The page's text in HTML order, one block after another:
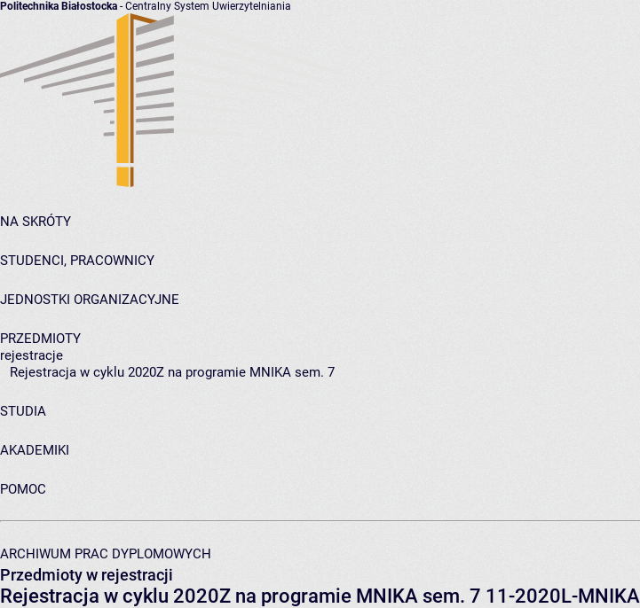
Politechnika Białostocka - Centralny System Uwierzytelniania
NA SKRÓTY
STUDENCI, PRACOWNICY
JEDNOSTKI ORGANIZACYJNE
PRZEDMIOTY
rejestracje
Rejestracja w cyklu 2020Z na programie MNIKA sem. 7
STUDIA
AKADEMIKI
POMOC
ARCHIWUM PRAC DYPLOMOWYCH
Przedmioty w rejestracji
Rejestracja w cyklu 2020Z na programie MNIKA sem. 7 11-2020L-MNIKA